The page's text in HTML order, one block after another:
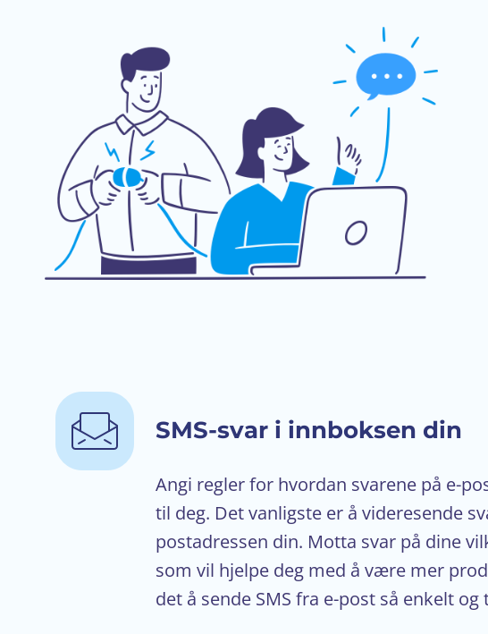
SMS-svar i innboksen din
Angi regler for hvordan svarene på e-
til deg. Det vanligste er å videresende
postadressen din. Motta svar på dine
som vil hjelpe deg med å være mer
det å sende SMS fra e-post så enkelt